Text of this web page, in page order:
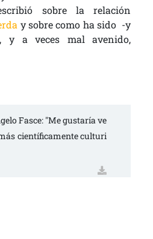
sobre la relación
y sobre como ha sido -y
y a veces mal avenido,
Fasce: "Me gustaría ve
científicamente culturi